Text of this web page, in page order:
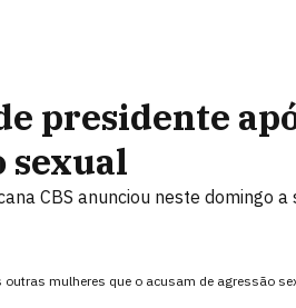
presidente
sexual
CBS anunciou neste domingo a
mulheres que o acusam de agressão